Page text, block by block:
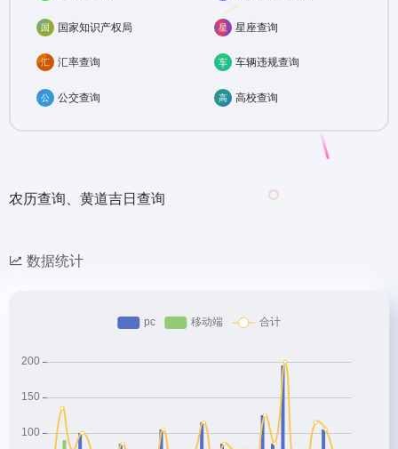
国家知识产权局 星座查询
汇率查询 车辆违规查询
公交查询 高校查询
农历查询、黄道吉日查询
数据统计